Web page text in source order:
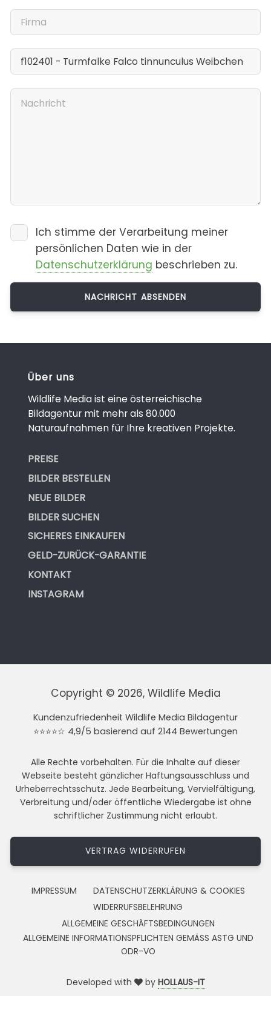
Ich stimme der Verarbeitung meiner
persönlichen Daten wie in der
Datenschutzerklärung beschrieben zu.
Über uns
Wildlife Media ist eine österreichische
Bildagentur mit mehr als 80.000
Naturaufnahmen für Ihre kreativen Projekte.
PREISE
BILDER BESTELLEN
NEUE BILDER
BILDER SUCHEN
SICHERES EINKAUFEN
GELD-ZURÜCK-GARANTIE
KONTAKT
INSTAGRAM
Copyright © 2026, Wildlife Media
Kundenzufriedenheit Wildlife Media Bildagentur
⭐⭐⭐⭐☆ 4,9/5 basierend auf 2144 Bewertungen
Alle Rechte vorbehalten. Für die Inhalte auf dieser
Webseite besteht gänzlicher Haftungsausschluss und
Urheberrechtsschutz. Jede Bearbeitung, Vervielfältigung,
Verbreitung und/oder öffentliche Wiedergabe ist ohne
schriftlicher Zustimmung nicht erlaubt.
VERTRAG WIDERRUFEN
IMPRESSUM
DATENSCHUTZERKLÄRUNG & COOKIES
WIDERRUFSBELEHRUNG
ALLGEMEINE GESCHÄFTSBEDINGUNGEN
ALLGEMEINE INFORMATIONSPFLICHTEN GEMÄSS ASTG UND
ODR-VO
Developed with by HOLLAUS-IT